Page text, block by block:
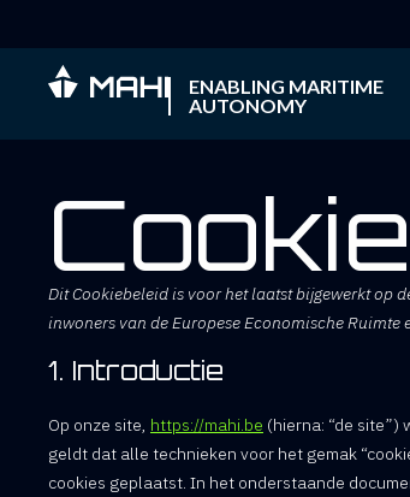
ENABLING MARITIME
AUTONOMY
Dit Cookiebeleid is voor het laatst bijgewerkt op
inwoners van de Europese Economische Ruimte
1. Introductie
Op onze site, https://mahi.be (hierna: “de
geldt dat alle technieken voor het gemak
cookies geplaatst. In het onderstaande